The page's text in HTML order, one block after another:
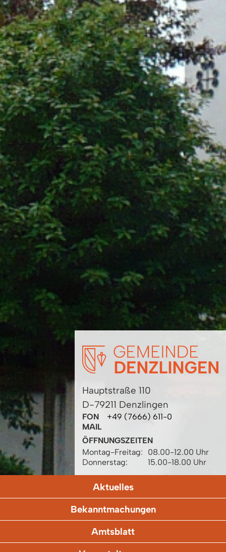
Hauptstraße 110
D-79211 Denzlingen
FON
+49 (7666) 611-0
MAIL
ÖFFNUNGSZEITEN
Montag-Freitag:
08.00-12.00 Uhr
Donnerstag:
15.00-18.00 Uhr
Aktuelles
Bekanntmachungen
Amtsblatt